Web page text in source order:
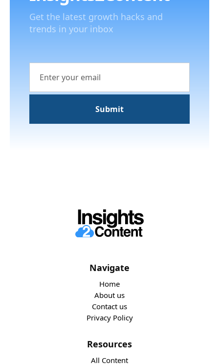
Get the latest growth hacks and
trends in your inbox
Navigate
Home
About us
Contact us
Privacy Policy
Resources
All Content